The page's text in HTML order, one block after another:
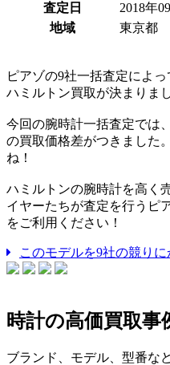
査定日
2018年
地域
東京都
ピアゾの9社一括査定によ
ハミルトン買取が決まりまし
今回の腕時計一括査定では
の買取価格差がつきました
ね！
ハミルトンの腕時計を高く
イヤーたちが査定を行うピ
をご利用ください！
このモデルを9社の競りに
時計の高価買取事
ブランド、モデル、型番な